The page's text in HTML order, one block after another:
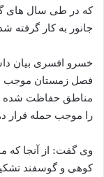
که در طی سال های
جانور به کار گرفته
خسرو افسری بیان
فصل زمستان موجب
مناطق حفاظت شده
را موجب حمله قرار
وی گفت: از آنجا که
کوهی و گوسفند